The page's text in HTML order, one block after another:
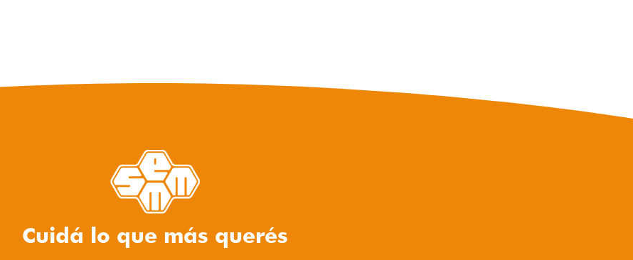
Cuidá lo que más querés